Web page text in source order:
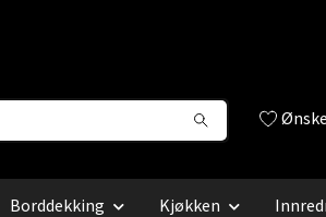
Borddekking Kjøkken